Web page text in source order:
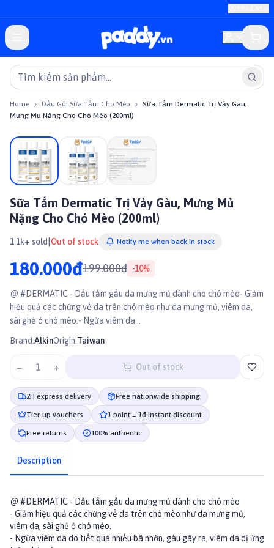
Home Dầu Gội Sữa Tắm Cho Mèo
Sữa Tắm Dermatic Trị Vảy Gàu,
Mưng Mủ Nặng Cho Chó Mèo (200ml)
On sale
Sữa Tắm Dermatic Trị Vảy Gàu, Mưng Mủ
Nặng Cho Chó Mèo (200ml)
1.1k+ sold Out of stock Notify me when back in stock
180.000đ199.000đ -10%
@ #DERMATIC - Dầu tắm gầu da mưng mủ dành cho chó mèo- Giảm
hiệu quả các chứng về da trên chó mèo như da mưng mủ, viêm da,
sài ghẻ ở chó mèo.- Ngừa viêm da...
Brand:AlkinOrigin:Taiwan
− 1 + Out of stock
2H express delivery Free nationwide shipping
Tier-up vouchers 1 point = 1đ instant discount
Free returns 100% authentic
Description
@ #DERMATIC - Dầu tắm gầu da mưng mủ dành cho chó mèo
- Giảm hiệu quả các chứng về da trên chó mèo như da mưng mủ,
viêm da, sài ghẻ ở chó mèo.
- Ngừa viêm da do tiết quá nhiều bã nhờn, gàu gây ra, viêm da dị ứng